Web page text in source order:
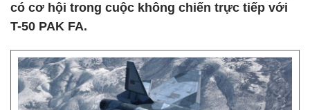
có cơ hội trong cuộc không chiến trực tiếp với
T-50 PAK FA.